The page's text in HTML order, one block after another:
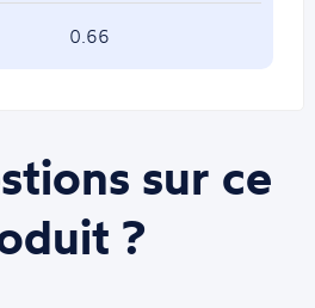
0.66
sur ce
?